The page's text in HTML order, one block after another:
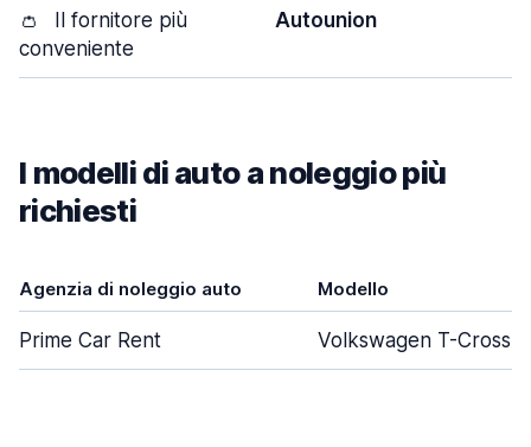
👛
Il fornitore più
conveniente
Autounion
I modelli di auto a noleggio più
richiesti
Agenzia di noleggio auto Modello
Prime Car Rent Volkswagen T-Cross